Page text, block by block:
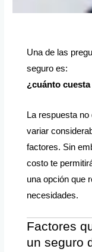
Una de las
seguro es:
¿cuánto
La respuesta
variar
factores. Sin
costo te
una opción que
necesidades.
Factores
un seguro